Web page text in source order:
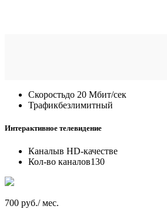
Скоростьдо 20 Мбит/сек
Трафикбезлимитный
Интерактивное телевидение
Каналыв HD-качестве
Кол-во каналов130
700 руб./ мес.